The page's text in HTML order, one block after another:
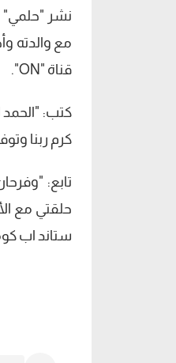
نشر "حلمي"
مع والدته
قناة "ON".
كتب: "الحمد
كرم ربنا
تابع:
حلقتي مع
ستاند اب